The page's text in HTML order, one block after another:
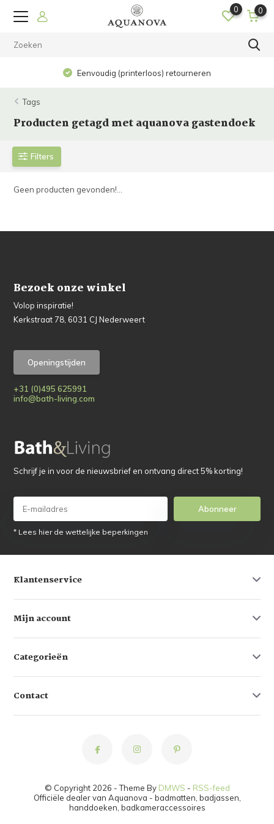
0 0
Eenvoudig (printerloos) retourneren
Tags
Producten getagd met aquanova gastendoek
Filters
Geen producten gevonden!...
Bezoek onze winkel
Volop inspiratie!
Kerkstraat 78, 6031 CJ Nederweert
Openingstijden
+31 (0)495 625991
info@bath-living.com
Schrijf je in voor de nieuwsbrief en ontvang direct 5% korting!
Abonneer
* Lees hier de wettelijke beperkingen
Klantenservice
Mijn account
Categorieën
Contact
© Copyright 2026 - Theme By DMWS - RSS-feed
Officiële dealer van Aquanova - badmatten, badjassen,
handdoeken, badkameraccessoires